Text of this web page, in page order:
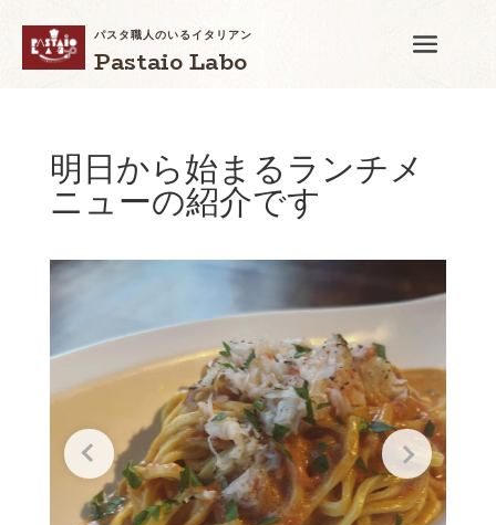
パスタ職人のいるイタリアン
Pastaio Labo
明日から始まるランチメ
ニューの紹介です